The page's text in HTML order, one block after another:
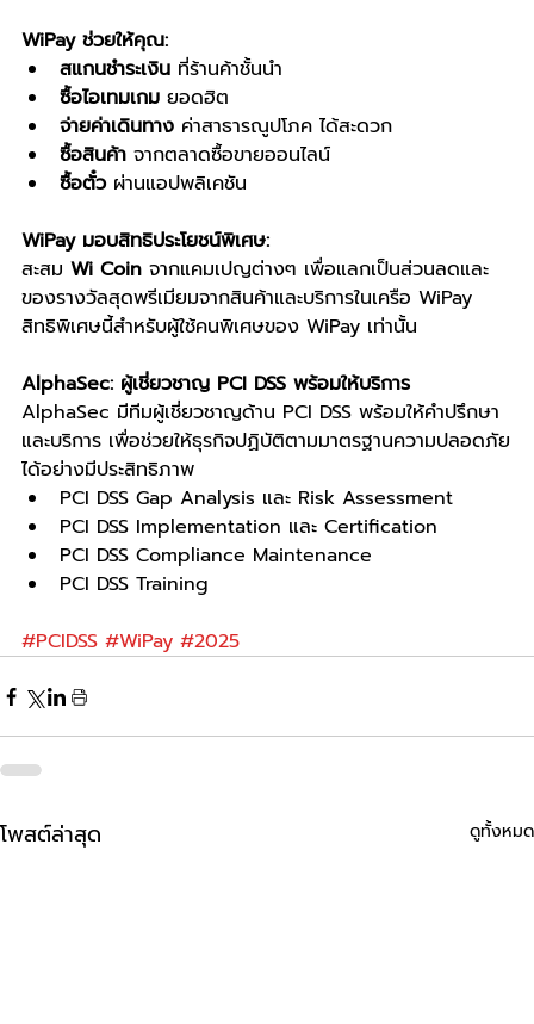
WiPay ช่วยให้คุณ:
สแกนชำระเงิน ที่ร้านค้าชั้นนำ
ซื้อไอเทมเกม ยอดฮิต
จ่ายค่าเดินทาง ค่าสาธารณูปโภค ได้สะดวก
ซื้อสินค้า จากตลาดซื้อขายออนไลน์
ซื้อตั๋ว ผ่านแอปพลิเคชัน
WiPay มอบสิทธิประโยชน์พิเศษ:
สะสม Wi Coin จากแคมเปญต่างๆ เพื่อแลกเป็นส่วนลดและ
ของรางวัลสุดพรีเมียมจากสินค้าและบริการในเครือ WiPay
สิทธิพิเศษนี้สำหรับผู้ใช้คนพิเศษของ WiPay เท่านั้น
AlphaSec: ผู้เชี่ยวชาญ PCI DSS พร้อมให้บริการ
AlphaSec มีทีมผู้เชี่ยวชาญด้าน PCI DSS พร้อมให้คำปรึกษา
และบริการ เพื่อช่วยให้ธุรกิจปฏิบัติตามมาตรฐานความปลอดภัย
ได้อย่างมีประสิทธิภาพ
PCI DSS Gap Analysis และ Risk Assessment
PCI DSS Implementation และ Certification
PCI DSS Compliance Maintenance
PCI DSS Training
#PCIDSS #WiPay #2025
โพสต์ล่าสุด ดูทั้งหมด